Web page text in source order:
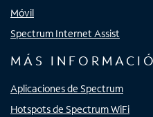
Móvil
Spectrum Internet Assist
MÁS
Aplicaciones de Spectrum
Hotspots de Spectrum WiFi